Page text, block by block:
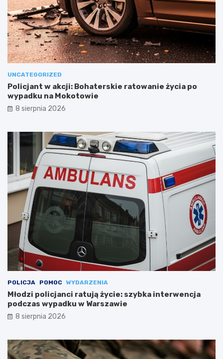
UNCATEGORIZED
Policjant w akcji: Bohaterskie ratowanie życia po
wypadku na Mokotowie
8 sierpnia 2026
POLICJA POMOC WYDARZENIA
Młodzi policjanci ratują życie: szybka interwencja
podczas wypadku w Warszawie
8 sierpnia 2026